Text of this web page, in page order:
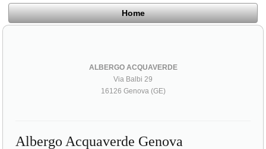
Home
ALBERGO ACQUAVERDE
Via Balbi 29
16126 Genova (GE)
Albergo Acquaverde Genova